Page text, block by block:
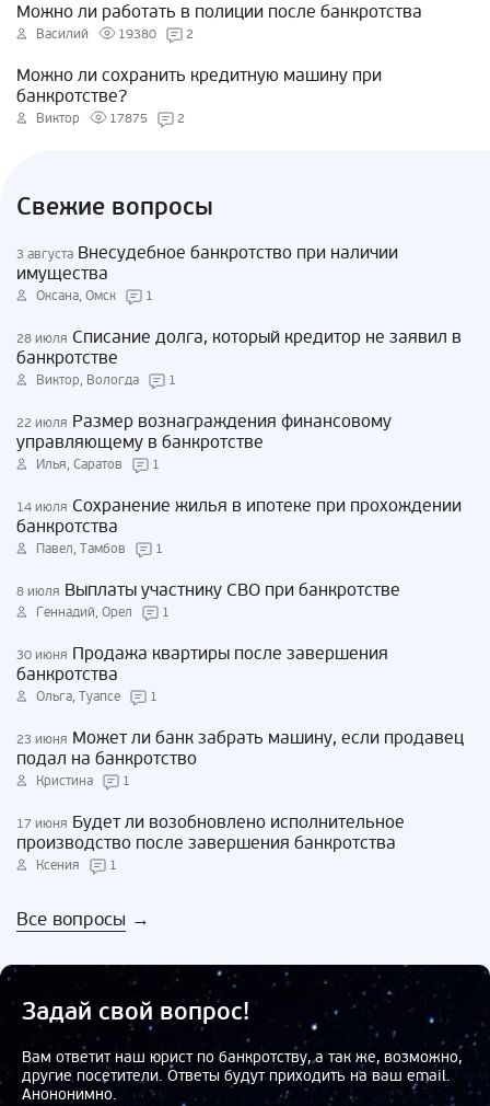
Можно ли работать в полиции после банкротства
Василий 19380 2
Можно ли сохранить кредитную машину при
банкротстве?
Виктор 17875 2
Свежие вопросы
3 августа Внесудебное банкротство при наличии
имущества
Оксана, Омск 1
28 июля Списание долга, который кредитор не заявил в
банкротстве
Виктор, Вологда 1
22 июля Размер вознаграждения финансовому
управляющему в банкротстве
Илья, Саратов 1
14 июля Сохранение жилья в ипотеке при прохождении
банкротства
Павел, Тамбов 1
8 июля Выплаты участнику СВО при банкротстве
Геннадий, Орел 1
30 июня Продажа квартиры после завершения
банкротства
Ольга, Туапсе 1
23 июня Может ли банк забрать машину, если продавец
подал на банкротство
Кристина 1
17 июня Будет ли возобновлено исполнительное
производство после завершения банкротства
Ксения 1
Все вопросы →
Задай свой вопрос!
Вам ответит наш юрист по банкротству, а так же, возможно,
другие посетители. Ответы будут приходить на ваш email.
Анононимно.